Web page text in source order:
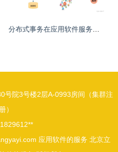
分布式事务在应用软件服务中的全面详解与实践深化（二）
号院3号楼2层A-0993房间（集群注
）
应用软件的服务 北京立